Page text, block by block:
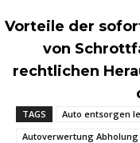
Vorteile der
von
rechtlichen
TAGS Auto entsorgen
Autoverwertung Abholung